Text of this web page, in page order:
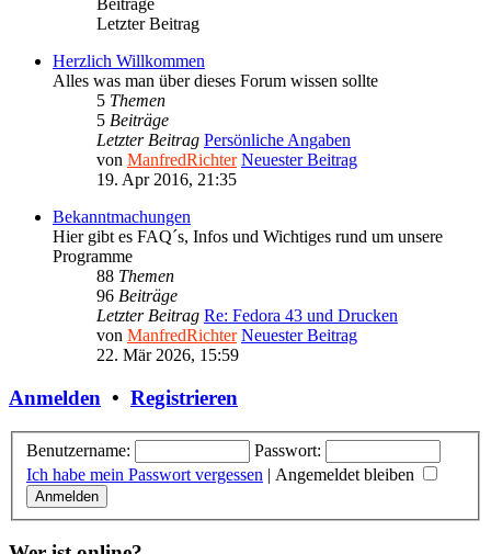
Beiträge
Letzter Beitrag
Herzlich Willkommen
Alles was man über dieses Forum wissen sollte
5 Themen
5 Beiträge
Letzter Beitrag Persönliche Angaben
von ManfredRichter Neuester Beitrag
19. Apr 2016, 21:35
Bekanntmachungen
Hier gibt es FAQ´s, Infos und Wichtiges rund um unsere
Programme
88 Themen
96 Beiträge
Letzter Beitrag Re: Fedora 43 und Drucken
von ManfredRichter Neuester Beitrag
22. Mär 2026, 15:59
Anmelden • Registrieren
Benutzername:
Passwort:
Ich habe mein Passwort vergessen | Angemeldet bleiben